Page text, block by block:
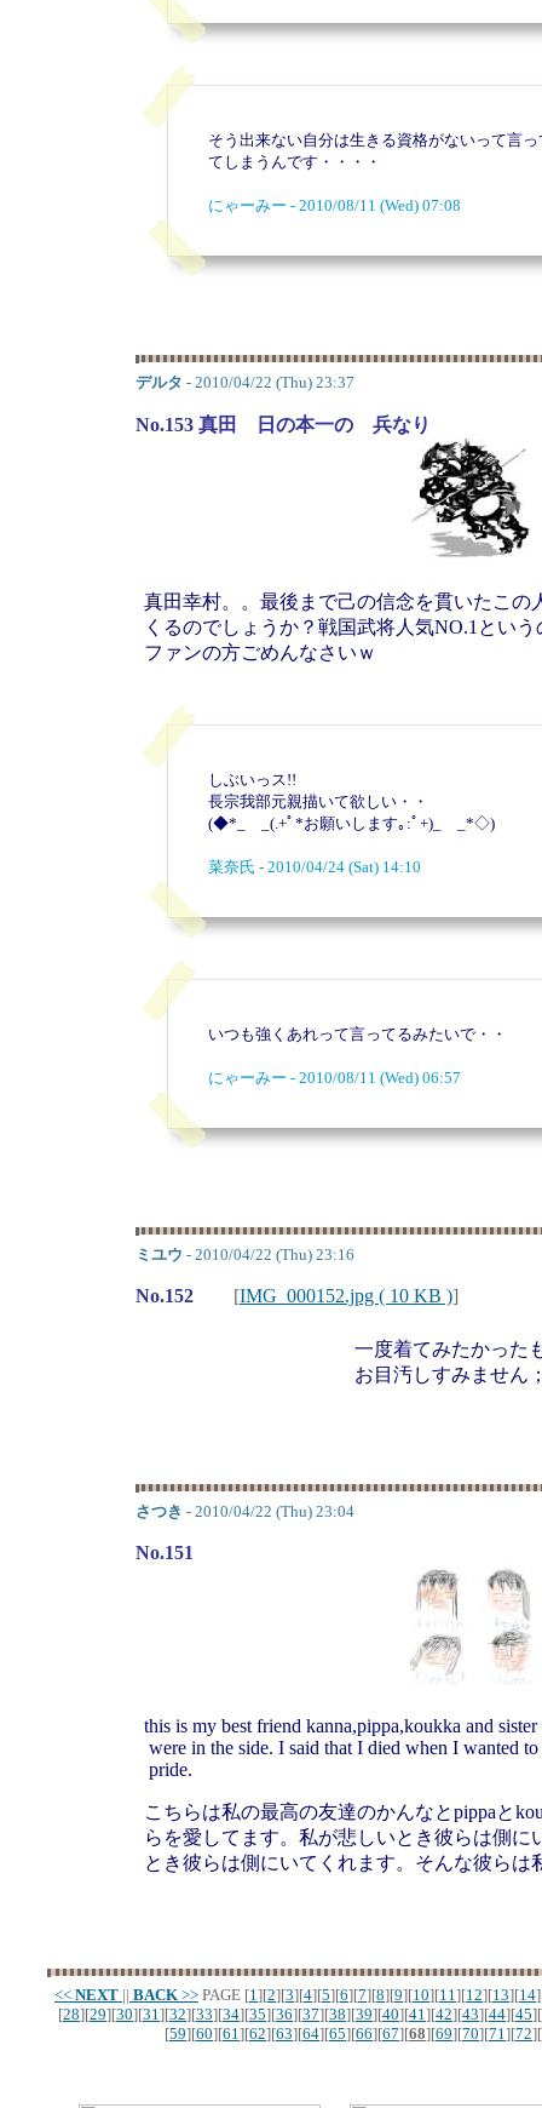
そう出来ない自分は生きる資格がないって言
てしまうんです・・・・
にゃーみー - 2010/08/11 (Wed) 07:08
デルタ - 2010/04/22 (Thu) 23:37
No.153 真田 日の本一の 兵なり
真田幸村。。最後まで己の信念を貫いたこの
くるのでしょうか？戦国武将人気NO.1とい
ファンの方ごめんなさいｗ
しぶいっス!!
長宗我部元親描いて欲しい・・
(◆*_ _(.+ﾟ*お願いします｡:ﾟ+)_ _*◇)
菜奈氏 - 2010/04/24 (Sat) 14:10
いつも強くあれって言ってるみたいで・・
にゃーみー - 2010/08/11 (Wed) 06:57
ミユウ - 2010/04/22 (Thu) 23:16
No.152 [IMG_000152.jpg ( 10 KB )]
一度着てみたかった
お目汚しすみません
さつき - 2010/04/22 (Thu) 23:04
No.151
this is my best friend kanna,pippa,koukka and sister
were in the side. I said that I died when I wanted to
pride.
こちらは私の最高の友達のかんなとpippaと
らを愛してます。私が悲しいとき彼らは側に
とき彼らは側にいてくれます。そんな彼らは
<< NEXT || BACK >> PAGE [1][2][3][4][5][6][7][8][9][10][11][12][13][14
[28][29][30][31][32][33][34][35][36][37][38][39][40][41][42][43][44][45][
[59][60][61][62][63][64][65][66][67][68][69][70][71][72][